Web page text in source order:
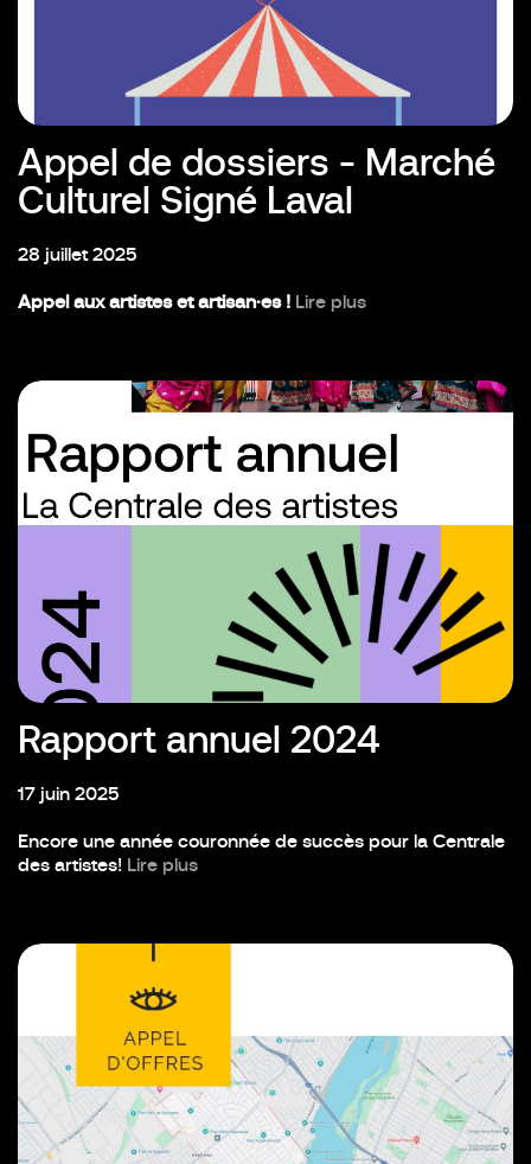
Appel de dossiers - Marché
Culturel Signé Laval
28 juillet 2025
Appel aux artistes et artisan·es ! Lire plus
Rapport annuel 2024
17 juin 2025
Encore une année couronnée de succès pour la Centrale
des artistes! Lire plus